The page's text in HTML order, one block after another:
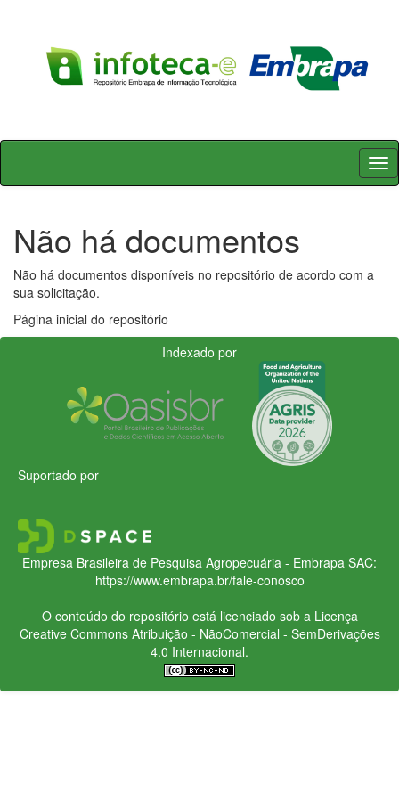
Skip
Não há documentos
Não há documentos disponíveis no repositório de acordo com a
sua solicitação.
Página inicial do repositório
Indexado por
Suportado por
Empresa Brasileira de Pesquisa Agropecuária - Embrapa SAC:
https://www.embrapa.br/fale-conosco
O conteúdo do repositório está licenciado sob a Licença
Creative CommonsAtribuição - NãoComercial - SemDerivações
4.0 Internacional.